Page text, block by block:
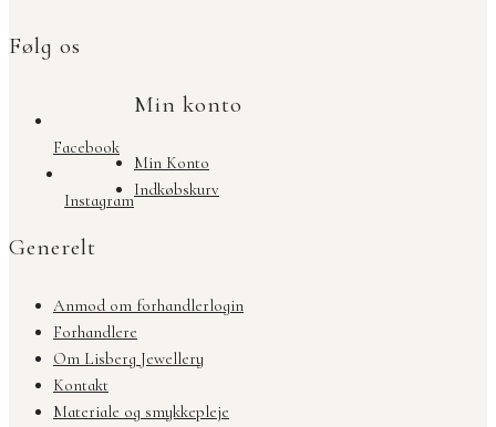
Følg os
Facebook
Instagram
Min konto
Min Konto
Indkøbskurv
Generelt
Anmod om forhandlerlogin
Forhandlere
Om Lisberg Jewellery
Kontakt
Materiale og smykkepleje